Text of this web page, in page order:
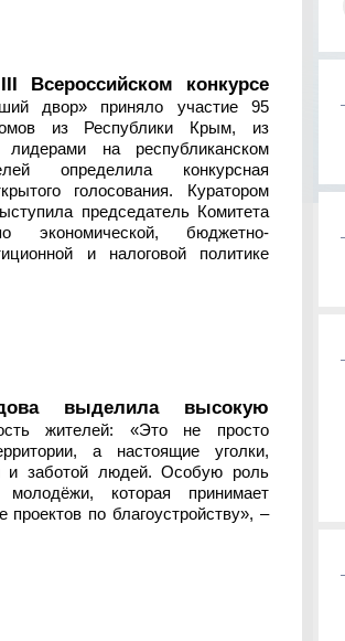
Всероссийском конкурсе
двор» приняло участие 95
из Республики Крым, из
на республиканском
определила конкурсная
голосования. Куратором
председатель Комитета
экономической, бюджетно-
и налоговой политике
выделила высокую
жителей: «Это не просто
а настоящие уголки,
и заботой людей. Особую роль
молодёжи, которая принимает
проектов по благоустройству», –